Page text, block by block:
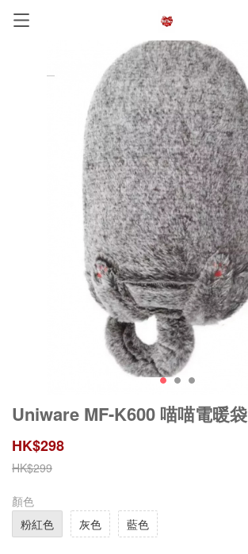
已加入購物車
Uniware MF-K600 喵喵電暖袋
HK$298
HK$299
顏色
粉紅色
灰色 藍色